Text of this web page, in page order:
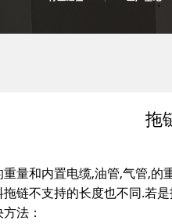
拖
重量和内置电缆,油管,气管,的
链不支持的长度也不同.若
法：